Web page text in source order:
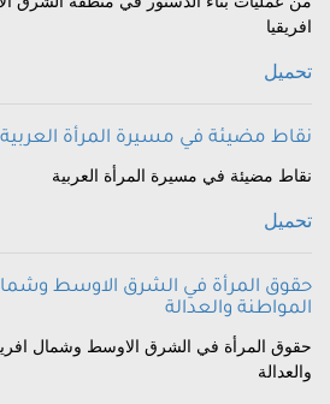
افريقيا
تحميل
نقاط مضيئة في مسيرة المرأة العربية
نقاط مضيئة في مسيرة المرأة العربية
تحميل
حقوق المرأة في الشرق الاوسط
المواطنة والعدالة
حقوق المرأة في الشرق الاوسط وشمال
والعدالة